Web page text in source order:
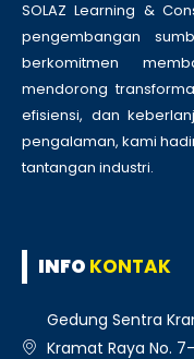
SOLAZ Learning &
pengembangan
berkomitmen
mendorong
efisiensi, dan
pengalaman, kami
tantangan industri.
INFO KONTAK
Gedung Sentra
Kramat Raya No.